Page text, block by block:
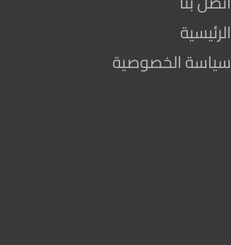
الرئيسية
سياسة الخصوصية